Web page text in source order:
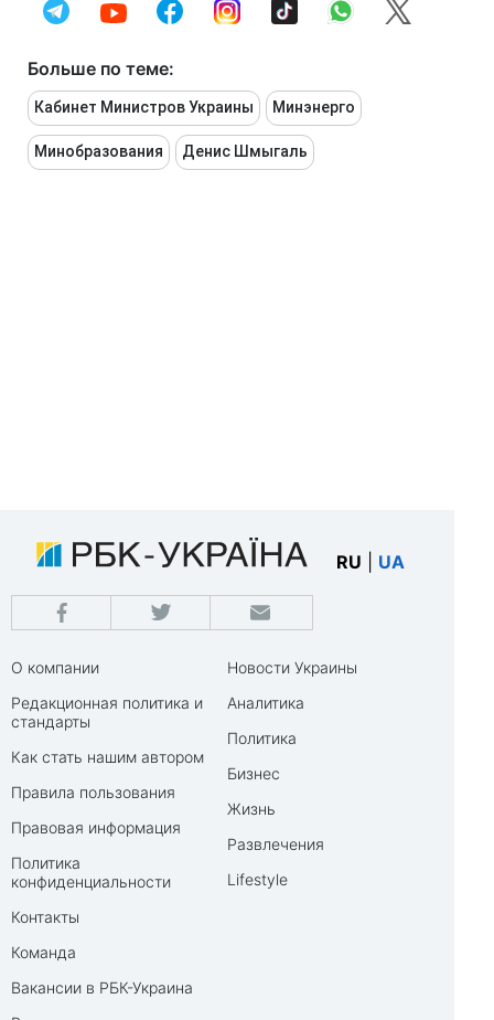
Больше по теме:
Кабинет Министров Украины Минэнерго
Минобразования Денис Шмыгаль
RU UA
О компании
Редакционная политика и
стандарты
Как стать нашим автором
Правила пользования
Правовая информация
Политика
конфиденциальности
Контакты
Команда
Вакансии в РБК-Украина
Новости Украины
Аналитика
Политика
Бизнес
Жизнь
Развлечения
Lifestyle